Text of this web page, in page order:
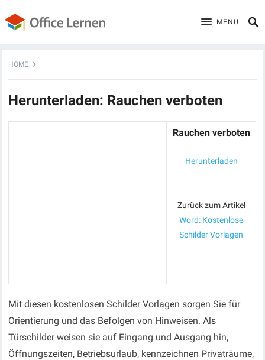
MENU
HOME
Herunterladen: Rauchen verboten
Rauchen verboten
Herunterladen
Zurück zum Artikel
Word: Kostenlose
Schilder Vorlagen
Mit diesen kostenlosen Schilder Vorlagen sorgen Sie für
Orientierung und das Befolgen von Hinweisen. Als
Türschilder weisen sie auf Eingang und Ausgang hin,
Öffnungszeiten, Betriebsurlaub, kennzeichnen Privaträume,